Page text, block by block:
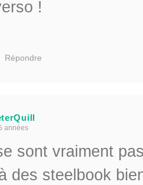
!
Répondre
années
sont vraiment
des steelbook